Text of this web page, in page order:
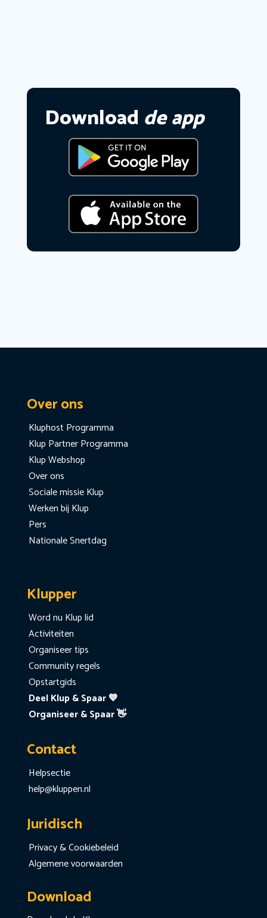
Download de app
Over ons
Kluphost Programma
Klup Partner Programma
Klup Webshop
Over ons
Sociale missie Klup
Werken bij Klup
Pers
Nationale Snertdag
Klupper
Word nu Klup lid
Activiteiten
Organiseer tips
Community regels
Opstartgids
Deel Klup & Spaar 💙
Organiseer & Spaar 👋
Contact
Helpsectie
help@kluppen.nl
Juridisch
Privacy & Cookiebeleid
Algemene voorwaarden
Download